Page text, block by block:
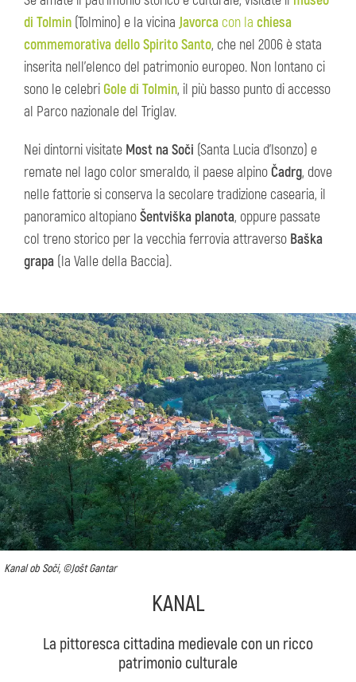
di Tolmin (Tolmino) e la vicina Javorca con la chiesa
commemorativa dello Spirito Santo, che nel 2006 è stata
inserita nell’elenco del patrimonio europeo. Non lontano ci
sono le celebri Gole di Tolmin, il più basso punto di accesso
al Parco nazionale del Triglav.
Nei dintorni visitate Most na Soči (Santa Lucia d’Isonzo) e
remate nel lago color smeraldo, il paese alpino Čadrg, dove
nelle fattorie si conserva la secolare tradizione casearia, il
panoramico altopianoŠentviška planota, oppure passate
col treno storico per la vecchia ferrovia attraverso Baška
grapa (la Valle della Baccia).
Kanal ob Soči, ©Jošt Gantar
KANAL
La pittoresca cittadina medievale con un ricco
patrimonio culturale